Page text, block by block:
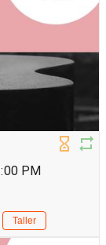
PM
Taller